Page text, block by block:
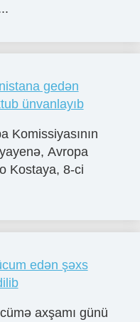
gedən
ünvanlayıb
Komissiyasının
Avropa
Kostaya, 8-ci
edən şəxs
axşamı günü